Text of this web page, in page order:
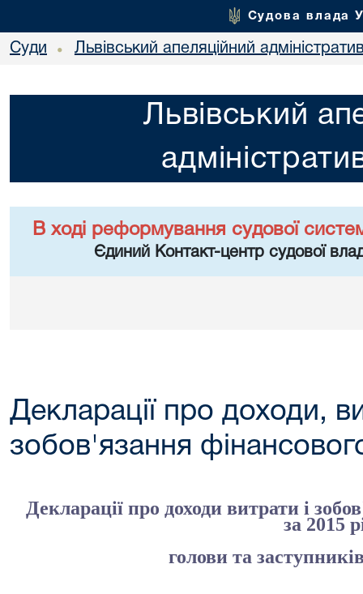
Судова влада
Суди • Львівський апеляційний
Львівський
В ході реформування судової
Єдиний Контакт-центр судової
Декларації про доходи,
зобов'язання
Декларації про доходи витрати і
за 2015
голови та